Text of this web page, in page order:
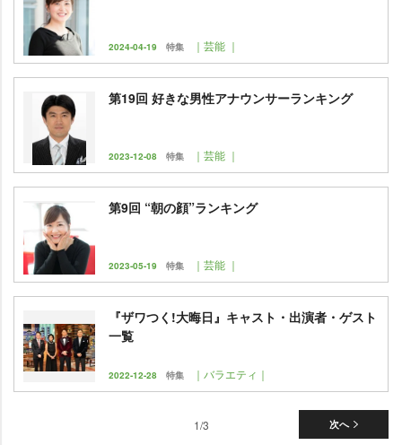
2024-04-19 特集 ｜芸能 ｜
第19回 好きな男性アナウンサーランキング
2023-12-08 特集 ｜芸能 ｜
第9回 “朝の顔”ランキング
2023-05-19 特集 ｜芸能 ｜
『ザワつく!大晦日』キャスト・出演者・ゲスト
一覧
2022-12-28 特集 ｜バラエティ｜
次へ
1/3